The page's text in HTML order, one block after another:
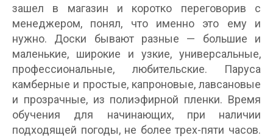
зашел в магазин и коротко переговорив с
менеджером, понял, что именно это ему и
нужно. Доски бывают разные — большие и
маленькие, широкие и узкие, универсальные,
профессиональные, любительские. Паруса
камберные и простые, капроновые, лавсановые
и прозрачные, из полиэфирной пленки. Время
обучения для начинающих, при наличии
подходящей погоды, не более трех-пяти часов.